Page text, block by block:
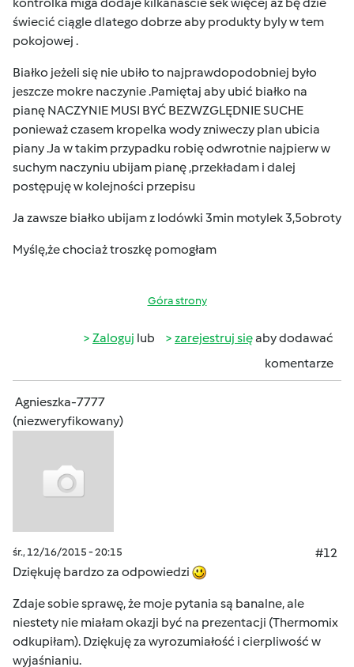
świecić ciągle dlatego dobrze aby produkty byly w tem
pokojowej .
Białko jeżeli się nie ubiło to najprawdopodobniej było
jeszcze mokre naczynie .Pamiętaj aby ubić białko na
pianę NACZYNIE MUSI BYĆ BEZWZGLĘDNIE SUCHE
ponieważ czasem kropelka wody zniweczy plan ubicia
piany .Ja w takim przypadku robię odwrotnie najpierw w
suchym naczyniu ubijam pianę ,przekładam i dalej
postępuję w kolejności przepisu
Ja zawsze białko ubijam z lodówki 3min motylek 3,5obroty
Myślę,że chociaż troszkę pomogłam
Góra strony
Zaloguj lub zarejestruj sięaby dodawać
komentarze
Agnieszka-7777
(niezweryfikowany)
śr., 12/16/2015 - 20:15
#12
Dziękuję bardzo za odpowiedzi
Zdaje sobie sprawę, że moje pytania są banalne, ale
niestety nie miałam okazji być na prezentacji (Thermomix
odkupiłam). Dziękuję za wyrozumiałość i cierpliwość w
wyjaśnianiu.